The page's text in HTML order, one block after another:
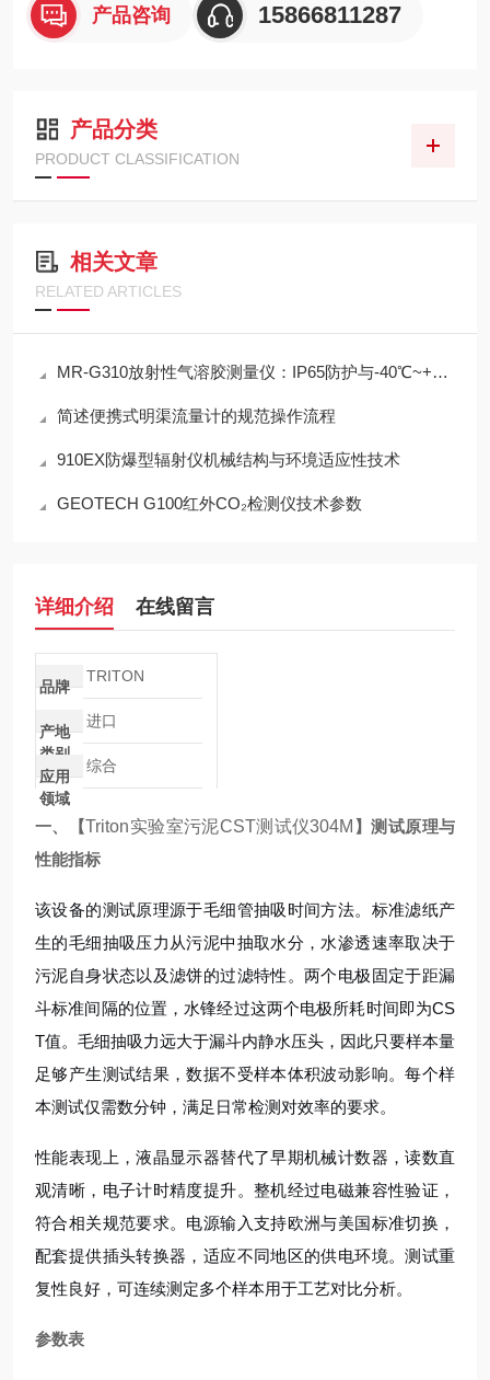
产品咨询 15866811287
产品分类
PRODUCT CLASSIFICATION
相关文章
RELATED ARTICLES
MR-G310放射性气溶胶测量仪：IP65防护与-40℃~+50℃宽温工作能力
简述便携式明渠流量计的规范操作流程
910EX防爆型辐射仪机械结构与环境适应性技术
GEOTECH G100红外CO₂检测仪技术参数
详细介绍 在线留言
品牌
TRITON
产地
类别
进口
应用
领域
综合
一、【Triton实验室污泥CST测试仪304M 】测试原理与
性能指标
该设备的测试原理源于毛细管抽吸时间方法。标准滤纸产
生的毛细抽吸压力从污泥中抽取水分，水渗透速率取决于
污泥自身状态以及滤饼的过滤特性。两个电极固定于距漏
斗标准间隔的位置，水锋经过这两个电极所耗时间即为CS
T值。毛细抽吸力远大于漏斗内静水压头，因此只要样本量
足够产生测试结果，数据不受样本体积波动影响。每个样
本测试仅需数分钟，满足日常检测对效率的要求。
性能表现上，液晶显示器替代了早期机械计数器，读数直
观清晰，电子计时精度提升。整机经过电磁兼容性验证，
符合相关规范要求。电源输入支持欧洲与美国标准切换，
配套提供插头转换器，适应不同地区的供电环境。测试重
复性良好，可连续测定多个样本用于工艺对比分析。
参数表